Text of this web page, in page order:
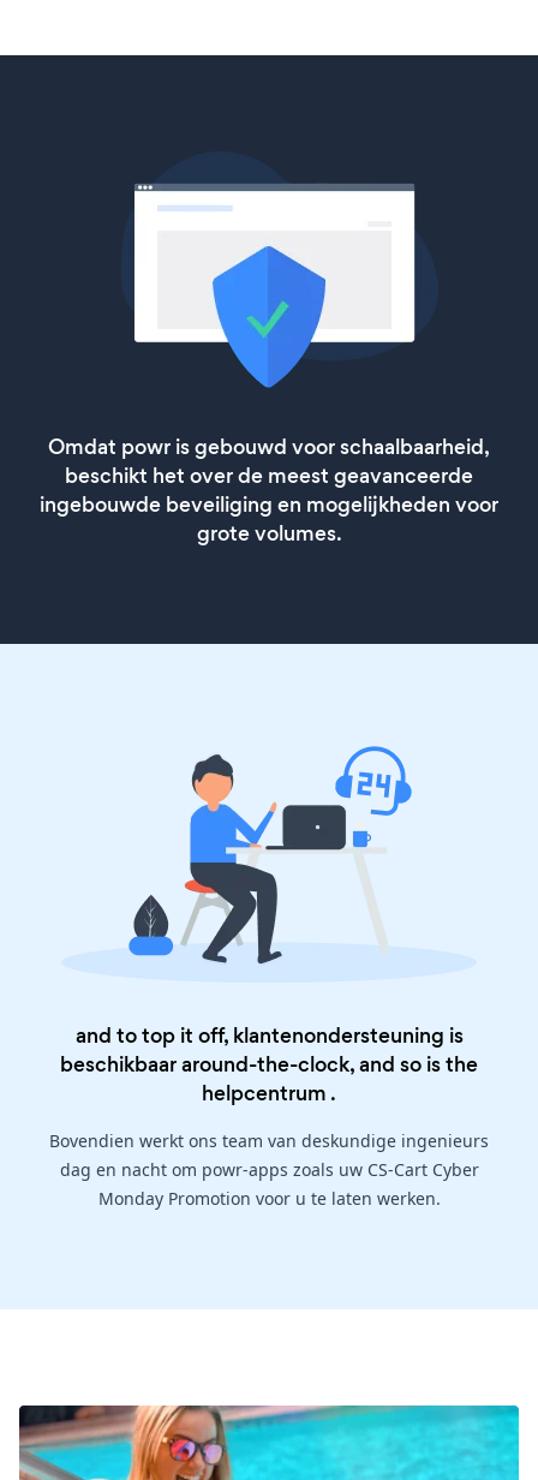
Omdat powr is gebouwd voor schaalbaarheid,
beschikt het over de meest geavanceerde
ingebouwde beveiliging en mogelijkheden voor
grote volumes.
and to top it off, klantenondersteuning is
beschikbaar around-the-clock, and so is the
helpcentrum .
Bovendien werkt ons team van deskundige ingenieurs
dag en nacht om powr-apps zoals uw CS-Cart Cyber
Monday Promotion voor u te laten werken.